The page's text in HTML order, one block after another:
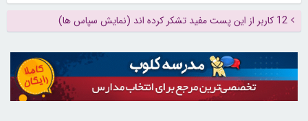
12 کاربر از این پست مفید تشکر کرده اند (نمایش سپاس ها)